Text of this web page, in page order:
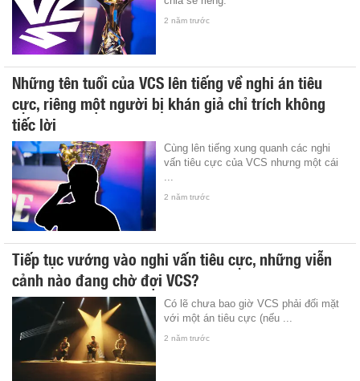
2 năm trước
Những tên tuổi của VCS lên tiếng về nghi án tiêu
cực, riêng một người bị khán giả chỉ trích không
tiếc lời
Cùng lên tiếng xung quanh các nghi
vấn tiêu cực của VCS nhưng một cái
2 năm trước
Tiếp tục vướng vào nghi vấn tiêu cực, những viễn
cảnh nào đang chờ đợi VCS?
Có lẽ chưa bao giờ VCS phải đối mặt
với một án tiêu cực (nếu ...
2 năm trước